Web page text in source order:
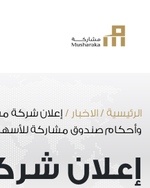
المحتوى
الرئيسية /الاخبار / إعلان شركة
وأحكام صندوق مشاركة
إعلان